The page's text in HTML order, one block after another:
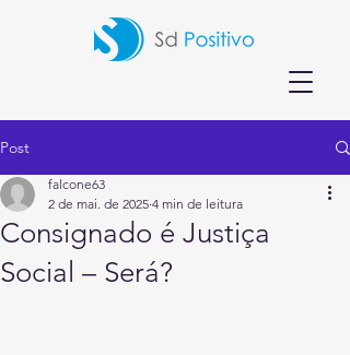
Post
Consignado é Justiça
Social – Será?
falcone63
2 de mai. de 2025 4 min de leitura